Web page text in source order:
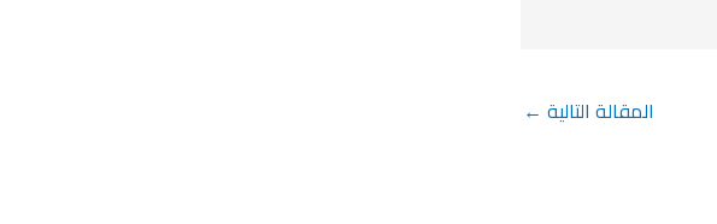
المقالة التالية ←